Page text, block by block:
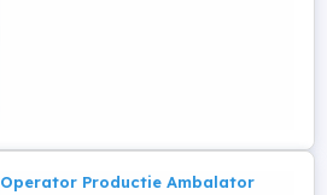
Operator Productie Ambalator